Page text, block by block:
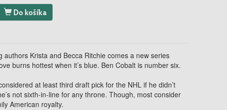
Do košíka
authors Krista and Becca Ritchie comes a new series
burns hottest when it’s blue. Ben Cobalt is number six.
at least third draft pick for the NHL if he didn’t
not sixth-in-line for any throne. Though, most consider
American royalty.